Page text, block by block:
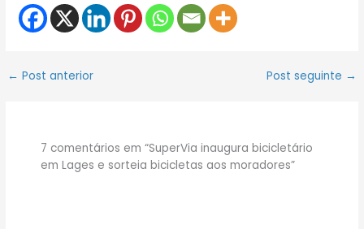
← Post anterior Post seguinte →
7 comentários em “SuperVia inaugura bicicletário
em Lages e sorteia bicicletas aos moradores”